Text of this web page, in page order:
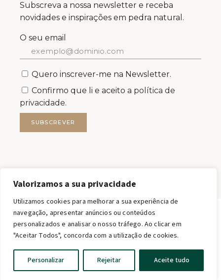
Valorizamos a sua privacidade
Utilizamos cookies para melhorar a sua experiência de
navegação, apresentar anúncios ou conteúdos
personalizados e analisar o nosso tráfego. Ao clicar em
"Aceitar Todos", concorda com a utilização de cookies.
Personalizar Rejeitar Aceite tudo
Subscreva a nossa newsletter e receba
novidades e inspirações em pedra natural.
O seu email
Quero inscrever-me na Newsletter.
Confirmo que li e aceito a política de
privacidade.
SUBSCREVER
FILSTONE – COMÉRCIO DE ROCHAS S.A.
FILSTONE®2026 TODOS OS DIREITOS RESERVADOS.
English